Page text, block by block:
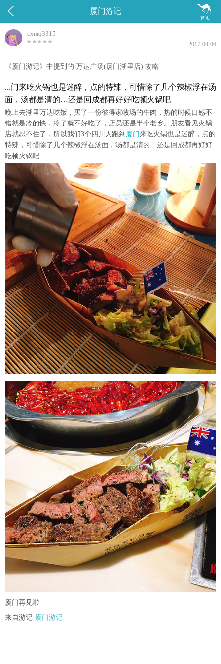
 
首页
厦门游记
cxmq3315
2017-04-06
《厦门游记》中提到的 万达广场(厦门湖里店) 攻略
...门来吃火锅也是迷醉，点的特辣，可惜除了几个辣椒浮在汤
面，汤都是清的…还是回成都再好好吃顿火锅吧
晚上去湖里万达吃饭，买了一份彼得家牧场的牛肉，热的时候口感不
错就是冷的快，冷了就不好吃了，店员还是半个老乡。朋友看见火锅
店就忍不住了，所以我们3个四川人跑到 厦门来吃火锅也是迷醉，点的
特辣，可惜除了几个辣椒浮在汤面，汤都是清的…还是回成都再好好
吃顿火锅吧
厦门再见啦
来自游记 厦门游记